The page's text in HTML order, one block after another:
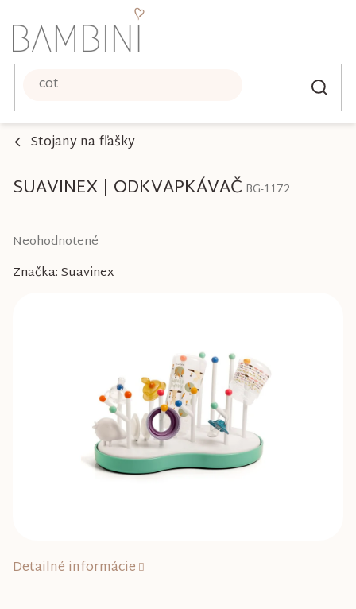
na
obsah
Stojany na fľašky
SUAVINEX | ODKVAPKÁVAČ BG-1172
Priemerné
produktu
Neohodnotené
Značka:Suavinex
Detailné informácie